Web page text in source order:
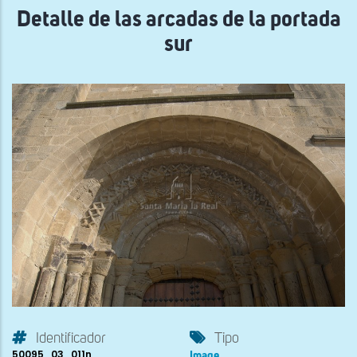
Detalle de las arcadas de la portada
sur
Identificador Tipo